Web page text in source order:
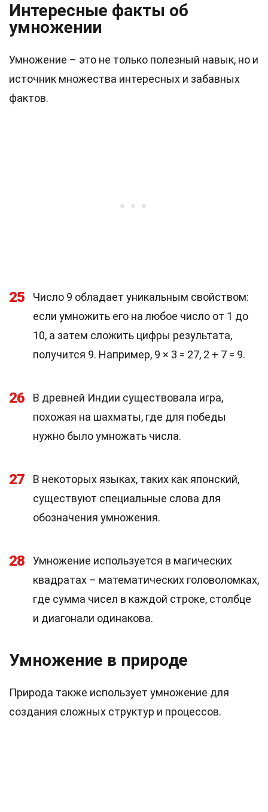
Интересные факты об
умножении
Умножение – это не только полезный навык, но и
источник множества интересных и забавных
фактов.
25
Число 9 обладает уникальным свойством:
если умножить его на любое число от 1 до
10, а затем сложить цифры результата,
получится 9. Например, 9 × 3 = 27, 2 + 7 = 9.
26
В древней Индии существовала игра,
похожая на шахматы, где для победы
нужно было умножать числа.
27
В некоторых языках, таких как японский,
существуют специальные слова для
обозначения умножения.
28
Умножение используется в магических
квадратах – математических головоломках,
где сумма чисел в каждой строке, столбце
и диагонали одинакова.
Умножение в природе
Природа также использует умножение для
создания сложных структур и процессов.